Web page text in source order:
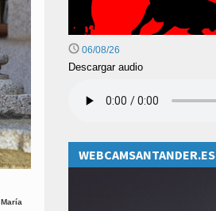
María
06/08/26
Descargar audio
WEBCAMSANTANDER.ES